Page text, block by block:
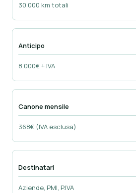
30.000 km totali
Anticipo
8.000€ + IVA
Canone mensile
368€ (IVA esclusa)
Destinatari
Aziende, PMI, P.IVA